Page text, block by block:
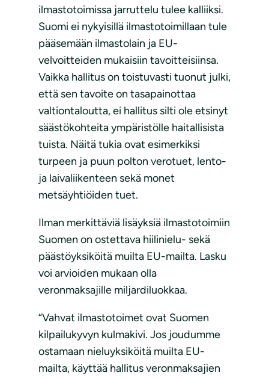
ilmastotoimissa jarruttelu tulee kalliiksi.
Suomi ei nykyisillä ilmastotoimillaan tule
pääsemään ilmastolain ja EU-
velvoitteiden mukaisiin tavoitteisiinsa.
Vaikka hallitus on toistuvasti tuonut julki,
että sen tavoite on tasapainottaa
valtiontaloutta, ei hallitus silti ole etsinyt
säästökohteita ympäristölle haitallisista
tuista. Näitä tukia ovat esimerkiksi
turpeen ja puun polton verotuet, lento-
ja laivaliikenteen sekä monet
metsäyhtiöiden tuet.
Ilman merkittäviä lisäyksiä ilmastotoimiin
Suomen on ostettava hiilinielu- sekä
päästöyksiköitä muilta EU-mailta. Lasku
voi arvioiden mukaan olla
veronmaksajille miljardiluokkaa.
“Vahvat ilmastotoimet ovat Suomen
kilpailukyvyn kulmakivi. Jos joudumme
ostamaan nieluyksiköitä muilta EU-
mailta, käyttää hallitus veronmaksajien